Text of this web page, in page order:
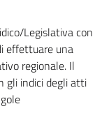
Legislativa con
effettuare una
regionale. Il
gli indici degli atti